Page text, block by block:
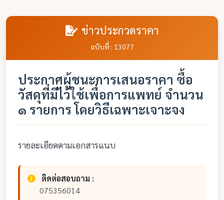
ข่าวประกวดราคา
ฉบับที่ : 13077
ประกาศผู้ชนะการเสนอราคา ซื้อ
วัสดุที่มีไว้ใช้เพื่อการแพทย์ จำนวน
๑ รายการ โดยวิธีเฉพาะเจาะจง
รายละเอียดตามเอกสารแนบ
ติดต่อสอบถาม :
075356014